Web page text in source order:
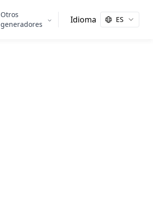
Otros
generadores
Idioma ES